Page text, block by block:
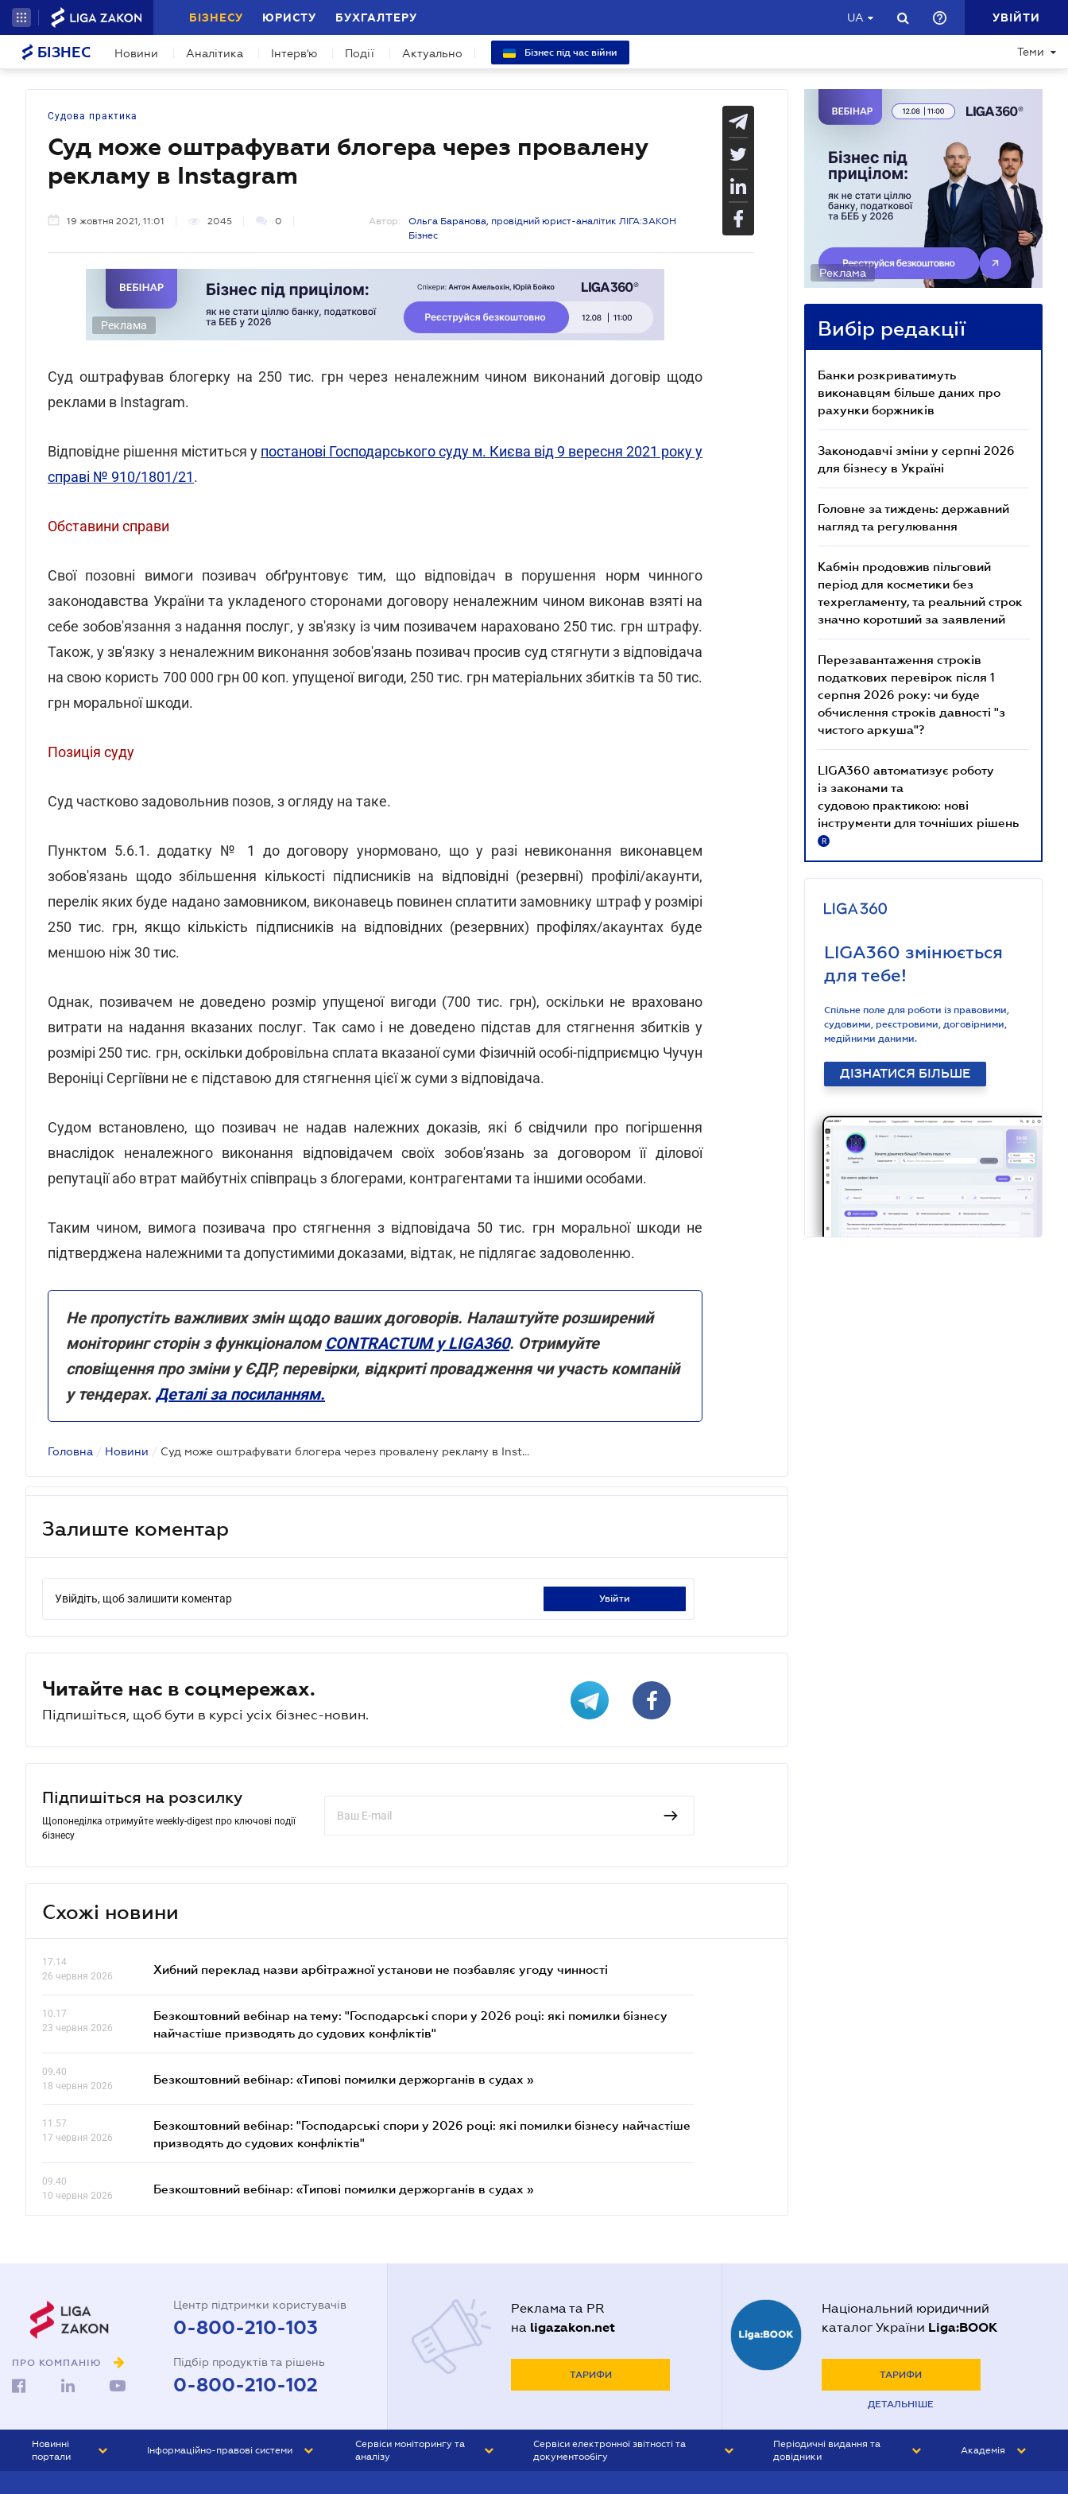
БІЗНЕСУ ЮРИСТУ БУХГАЛТЕРУ UA УВІЙТИ
БІЗНЕС Новини Аналітика Інтерв'ю Події Актуально Бізнес під час війни Теми
Судова практика
Суд може оштрафувати блогера через провалену
рекламу в Instagram
19 жовтня 2021, 11:01 2045 0 Автор:
Ольга Баранова, провідний юрист-аналітик ЛІГА:ЗАКОН
Бізнес
Реклама
Суд оштрафував блогерку на 250 тис. грн через неналежним чином виконаний договір щодо
реклами в Instagram.
Відповідне рішення міститься у постанові Господарського суду м. Києва від 9 вересня 2021 року у
справі № 910/1801/21.
Обставини справи
Свої позовні вимоги позивач обґрунтовує тим, що відповідач в порушення норм чинного
законодавства України та укладеного сторонами договору неналежним чином виконав взяті на
себе зобов'язання з надання послуг, у зв'язку із чим позивачем нараховано 250 тис. грн штрафу.
Також, у зв'язку з неналежним виконання зобов'язань позивач просив суд стягнути з відповідача
на свою користь 700 000 грн 00 коп. упущеної вигоди, 250 тис. грн матеріальних збитків та 50 тис.
грн моральної шкоди.
Позиція суду
Суд частково задовольнив позов, з огляду на таке.
Пунктом 5.6.1. додатку № 1 до договору унормовано, що у разі невиконання виконавцем
зобов'язань щодо збільшення кількості підписників на відповідні (резервні) профілі/акаунти,
перелік яких буде надано замовником, виконавець повинен сплатити замовнику штраф у розмірі
250 тис. грн, якщо кількість підписників на відповідних (резервних) профілях/акаунтах буде
меншою ніж 30 тис.
Однак, позивачем не доведено розмір упущеної вигоди (700 тис. грн), оскільки не враховано
витрати на надання вказаних послуг. Так само і не доведено підстав для стягнення збитків у
розмірі 250 тис. грн, оскільки добровільна сплата вказаної суми Фізичній особі-підприємцю Чучун
Вероніці Сергіївни не є підставою для стягнення цієї ж суми з відповідача.
Судом встановлено, що позивач не надав належних доказів, які б свідчили про погіршення
внаслідок неналежного виконання відповідачем своїх зобов'язань за договором її ділової
репутації або втрат майбутніх співпраць з блогерами, контрагентами та іншими особами.
Таким чином, вимога позивача про стягнення з відповідача 50 тис. грн моральної шкоди не
підтверджена належними та допустимими доказами, відтак, не підлягає задоволенню.
Не пропустіть важливих змін щодо ваших договорів. Налаштуйте розширений
моніторинг сторін з функціоналом CONTRACTUM у LIGA360. Отримуйте
сповіщення про зміни у ЄДР, перевірки, відкриті провадження чи участь компаній
у тендерах. Деталі за посиланням.
Головна / Новини / Суд може оштрафувати блогера через провалену рекламу в Instagram
Залиште коментар
Увійдіть, щоб залишити коментар увійти
Читайте нас в соцмережах.
Підпишіться, щоб бути в курсі усіх бізнес-новин.
Підпишіться на розсилку
Щопонеділка отримуйте weekly-digest про ключові події
бізнесу
Схожі новини
17.14
26 червня 2026
Хибний переклад назви арбітражної установи не позбавляє угоду чинності
10.17
23 червня 2026
Безкоштовний вебінар на тему: "Господарські спори у 2026 році: які помилки бізнесу
найчастіше призводять до судових конфліктів"
09.40
18 червня 2026
Безкоштовний вебінар: «Типові помилки держорганів в судах »
11.57
17 червня 2026
Безкоштовний вебінар: "Господарські спори у 2026 році: які помилки бізнесу найчастіше
призводять до судових конфліктів"
09.40
10 червня 2026
Безкоштовний вебінар: «Типові помилки держорганів в судах »
Реклама
Вибір редакції
Банки розкриватимуть
виконавцям більше даних про
рахунки боржників
Законодавчі зміни у серпні 2026
для бізнесу в Україні
Головне за тиждень: державний
нагляд та регулювання
Кабмін продовжив пільговий
період для косметики без
техрегламенту, та реальний строк
значно коротший за заявлений
Перезавантаження строків
податкових перевірок після 1
серпня 2026 року: чи буде
обчислення строків давності "з
чистого аркуша"?
LIGA360 автоматизує роботу
із законами та
судовою практикою: нові
інструменти для точніших рішень
R
LIGA360 змінюється
для тебе!
Спільне поле для роботи із правовими,
судовими, реєстровими, договірними,
медійними даними.
ДІЗНАТИСЯ БІЛЬШЕ
ПРО КОМПАНІЮ
Центр підтримки користувачів
0-800-210-103
Підбір продуктів та рішень
0-800-210-102
Реклама та PR
на ligazakon.net
ТАРИФИ
Національний юридичний
каталог України Liga:BOOK
ТАРИФИ
ДЕТАЛЬНІШЕ
Новинні
портали
Інформаційно-правові системи
Сервіси моніторингу та
аналізу
Сервіси електронної звітності та
документообігу
Періодичні видання та
довідники
Академія